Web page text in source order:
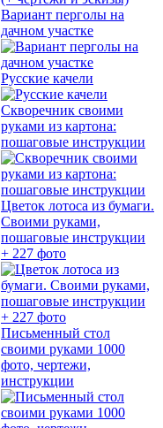
Вариант перголы на
дачном участке
Русские качели
Скворечник своими
руками из картона:
пошаговые инструкции
Цветок лотоса из бумаги.
Своими руками,
пошаговые инструкции
+ 227 фото
Письменный стол
своими руками 1000
фото, чертежи,
инструкции